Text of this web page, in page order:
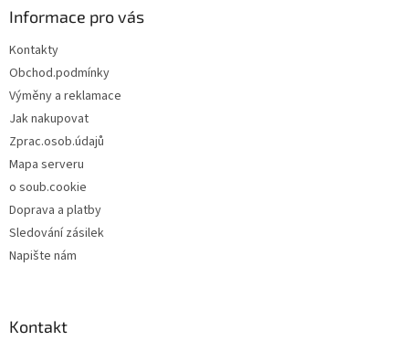
Informace pro vás
Kontakty
Obchod.podmínky
Výměny a reklamace
Jak nakupovat
Zprac.osob.údajů
Mapa serveru
o soub.cookie
Doprava a platby
Sledování zásilek
Napište nám
Kontakt